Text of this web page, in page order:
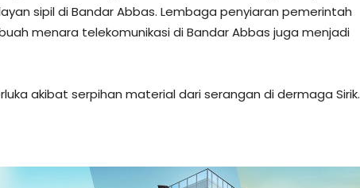
sipil di Bandar Abbas. Lembaga penyiaran pemerintah
menara telekomunikasi di Bandar Abbas juga menjadi
akibat serpihan material dari serangan di dermaga Sirik.